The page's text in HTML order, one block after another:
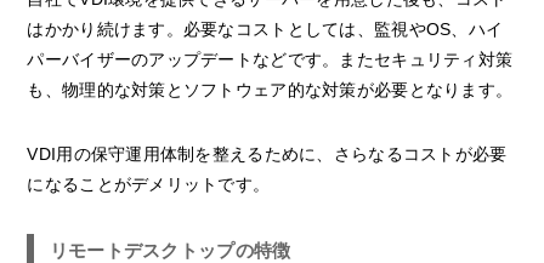
はかかり続けます。必要なコストとしては、監視やOS、ハイ
パーバイザーのアップデートなどです。またセキュリティ対策
も、物理的な対策とソフトウェア的な対策が必要となります。
VDI用の保守運用体制を整えるために、さらなるコストが必要
になることがデメリットです。
リモートデスクトップの特徴